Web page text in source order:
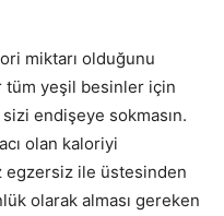
miktarı olduğunu
tüm yeşil besinler için
endişeye sokmasın.
olan kaloriyi
egzersiz ile üstesinden
olarak alması gereken